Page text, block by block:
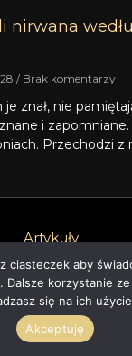
nirwana
Brak komentarzy
znał, nie
i
Przechodzi z
Artykuły
Indeks Recenzji
Indeks A-E
Indeks F-K
Indeks L-P
ciasteczek aby
Dalsze korzystanie
się na ich
Akceptuję